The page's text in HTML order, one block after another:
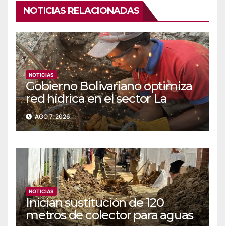
NOTICIAS RELACIONADAS
NOTICIAS
Gobierno Bolivariano optimiza
red hídrica en el sector La
Majada
AGO 7, 2026
NOTICIAS
Inician sustitución de 120
metros de colector para aguas